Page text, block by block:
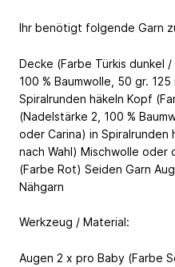
Ihr benötigt folgende Garn
Decke (Farbe Türkis dunkel
100 % Baumwolle, 50 gr.
Spiralrunden häkeln Kopf
(Nadelstärke 2, 100 %
oder Carina) in Spiralrunden
nach Wahl) Mischwolle oder
(Farbe Rot) Seiden Garn
Nähgarn
Werkzeug / Material:
Augen 2 x pro Baby (Farbe